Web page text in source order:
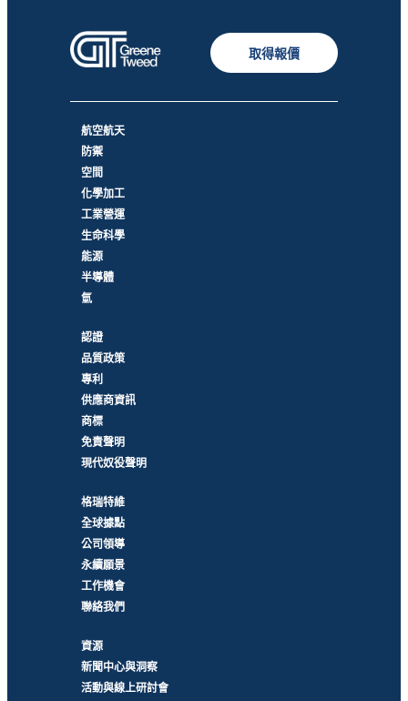
取得報價
航空航天
防禦
空間
化學加工
工業營運
生命科學
能源
半導體
氫
認證
品質政策
專利
供應商資訊
商標
免責聲明
現代奴役聲明
格瑞特維
全球據點
公司領導
永續願景
工作機會
聯絡我們
資源
新聞中心與洞察
活動與線上研討會